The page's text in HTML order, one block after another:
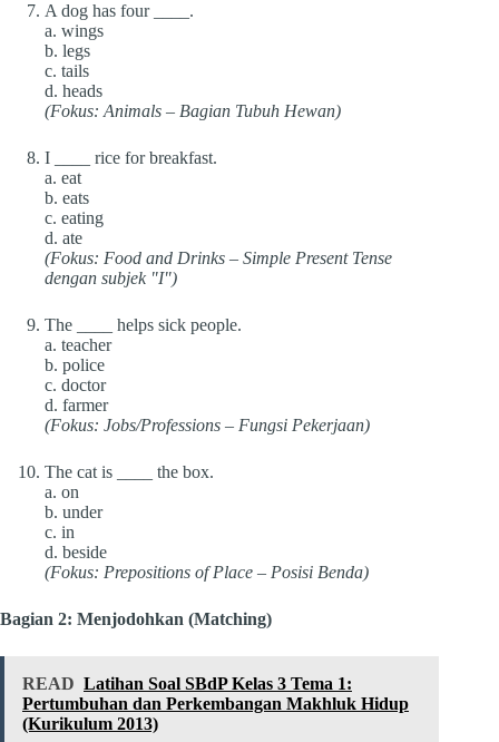
A dog has four ____.
a. wings
b. legs
c. tails
d. heads
(Fokus: Animals – Bagian Tubuh Hewan)
I ____ rice for breakfast.
a. eat
b. eats
c. eating
d. ate
(Fokus: Food and Drinks – Simple Present Tense
dengan subjek "I")
The ____ helps sick people.
a. teacher
b. police
c. doctor
d. farmer
(Fokus: Jobs/Professions – Fungsi Pekerjaan)
The cat is ____ the box.
a. on
b. under
c. in
d. beside
(Fokus: Prepositions of Place – Posisi Benda)
Bagian 2: Menjodohkan (Matching)
READ Latihan Soal SBdP Kelas 3 Tema 1:
Pertumbuhan dan Perkembangan Makhluk Hidup
(Kurikulum 2013)